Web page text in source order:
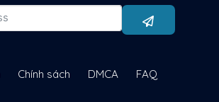
FAQ
DMCA
Chính sách